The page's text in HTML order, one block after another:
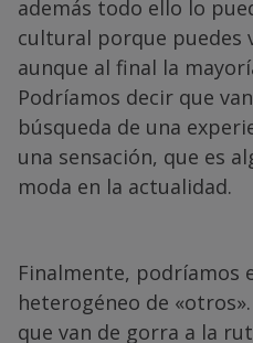
además todo ello lo
cultural porque puedes
aunque al final la
Podríamos decir que
búsqueda de una
una sensación, que es
moda en la actualidad.
Finalmente, podríamos
heterogéneo de
que van de gorra a la